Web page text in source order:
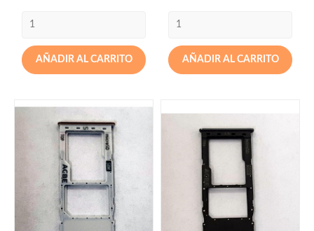
AÑADIR AL CARRITO AÑADIR AL CARRITO